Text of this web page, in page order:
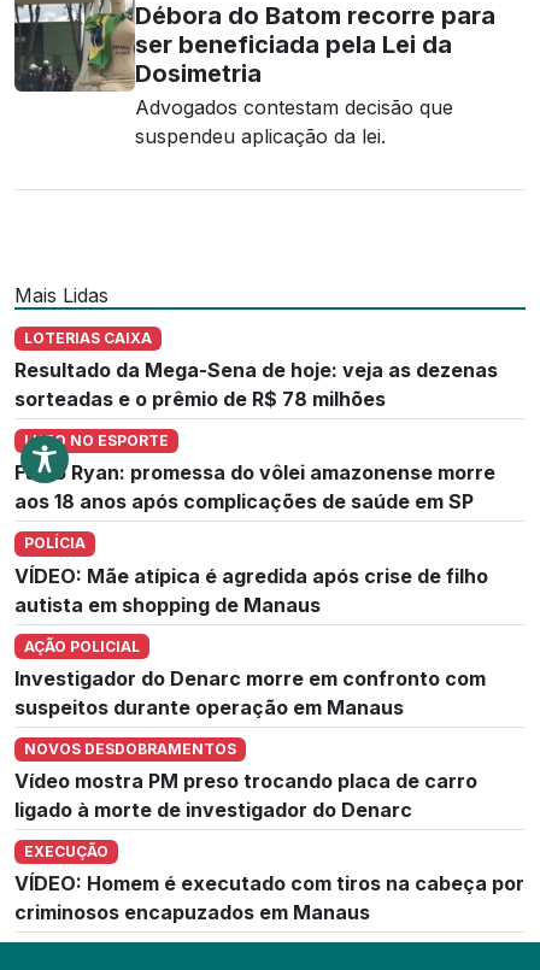
Débora do Batom recorre para
ser beneficiada pela Lei da
Dosimetria
Advogados contestam decisão que
suspendeu aplicação da lei.
Mais Lidas
LOTERIAS CAIXA
Resultado da Mega-Sena de hoje: veja as dezenas
sorteadas e o prêmio de R$ 78 milhões
LUTO NO ESPORTE
Fábio Ryan: promessa do vôlei amazonense morre
aos 18 anos após complicações de saúde em SP
POLÍCIA
VÍDEO: Mãe atípica é agredida após crise de filho
autista em shopping de Manaus
AÇÃO POLICIAL
Investigador do Denarc morre em confronto com
suspeitos durante operação em Manaus
NOVOS DESDOBRAMENTOS
Vídeo mostra PM preso trocando placa de carro
ligado à morte de investigador do Denarc
EXECUÇÃO
VÍDEO: Homem é executado com tiros na cabeça por
criminosos encapuzados em Manaus